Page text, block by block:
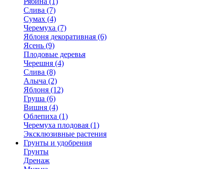
Слива (7)
Сумах (4)
Черемуха (7)
Яблоня декоративная (6)
Ясень (9)
Плодовые деревья
Черешня (4)
Слива (8)
Алыча (2)
Яблоня (12)
Груша (6)
Вишня (4)
Облепиха (1)
Черемуха плодовая (1)
Эксклюзивные растения
Грунты и удобрения
Грунты
Дренаж